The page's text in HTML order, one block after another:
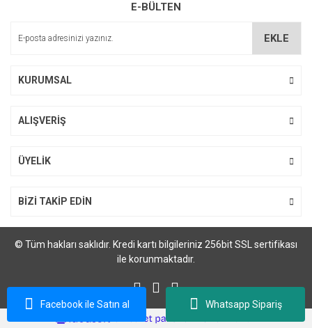
Whatsapp Sipariş
Facebook ile Satın al
Ürün açıklamasında eksik bilgiler bulunuyor.
E-BÜLTEN
EKLE
KURUMSAL
ALIŞVERİŞ
ÜYELİK
BİZİ TAKİP EDİN
© Tüm hakları saklıdır. Kredi kartı bilgileriniz 256bit SSL sertifikası
ile korunmaktadır.